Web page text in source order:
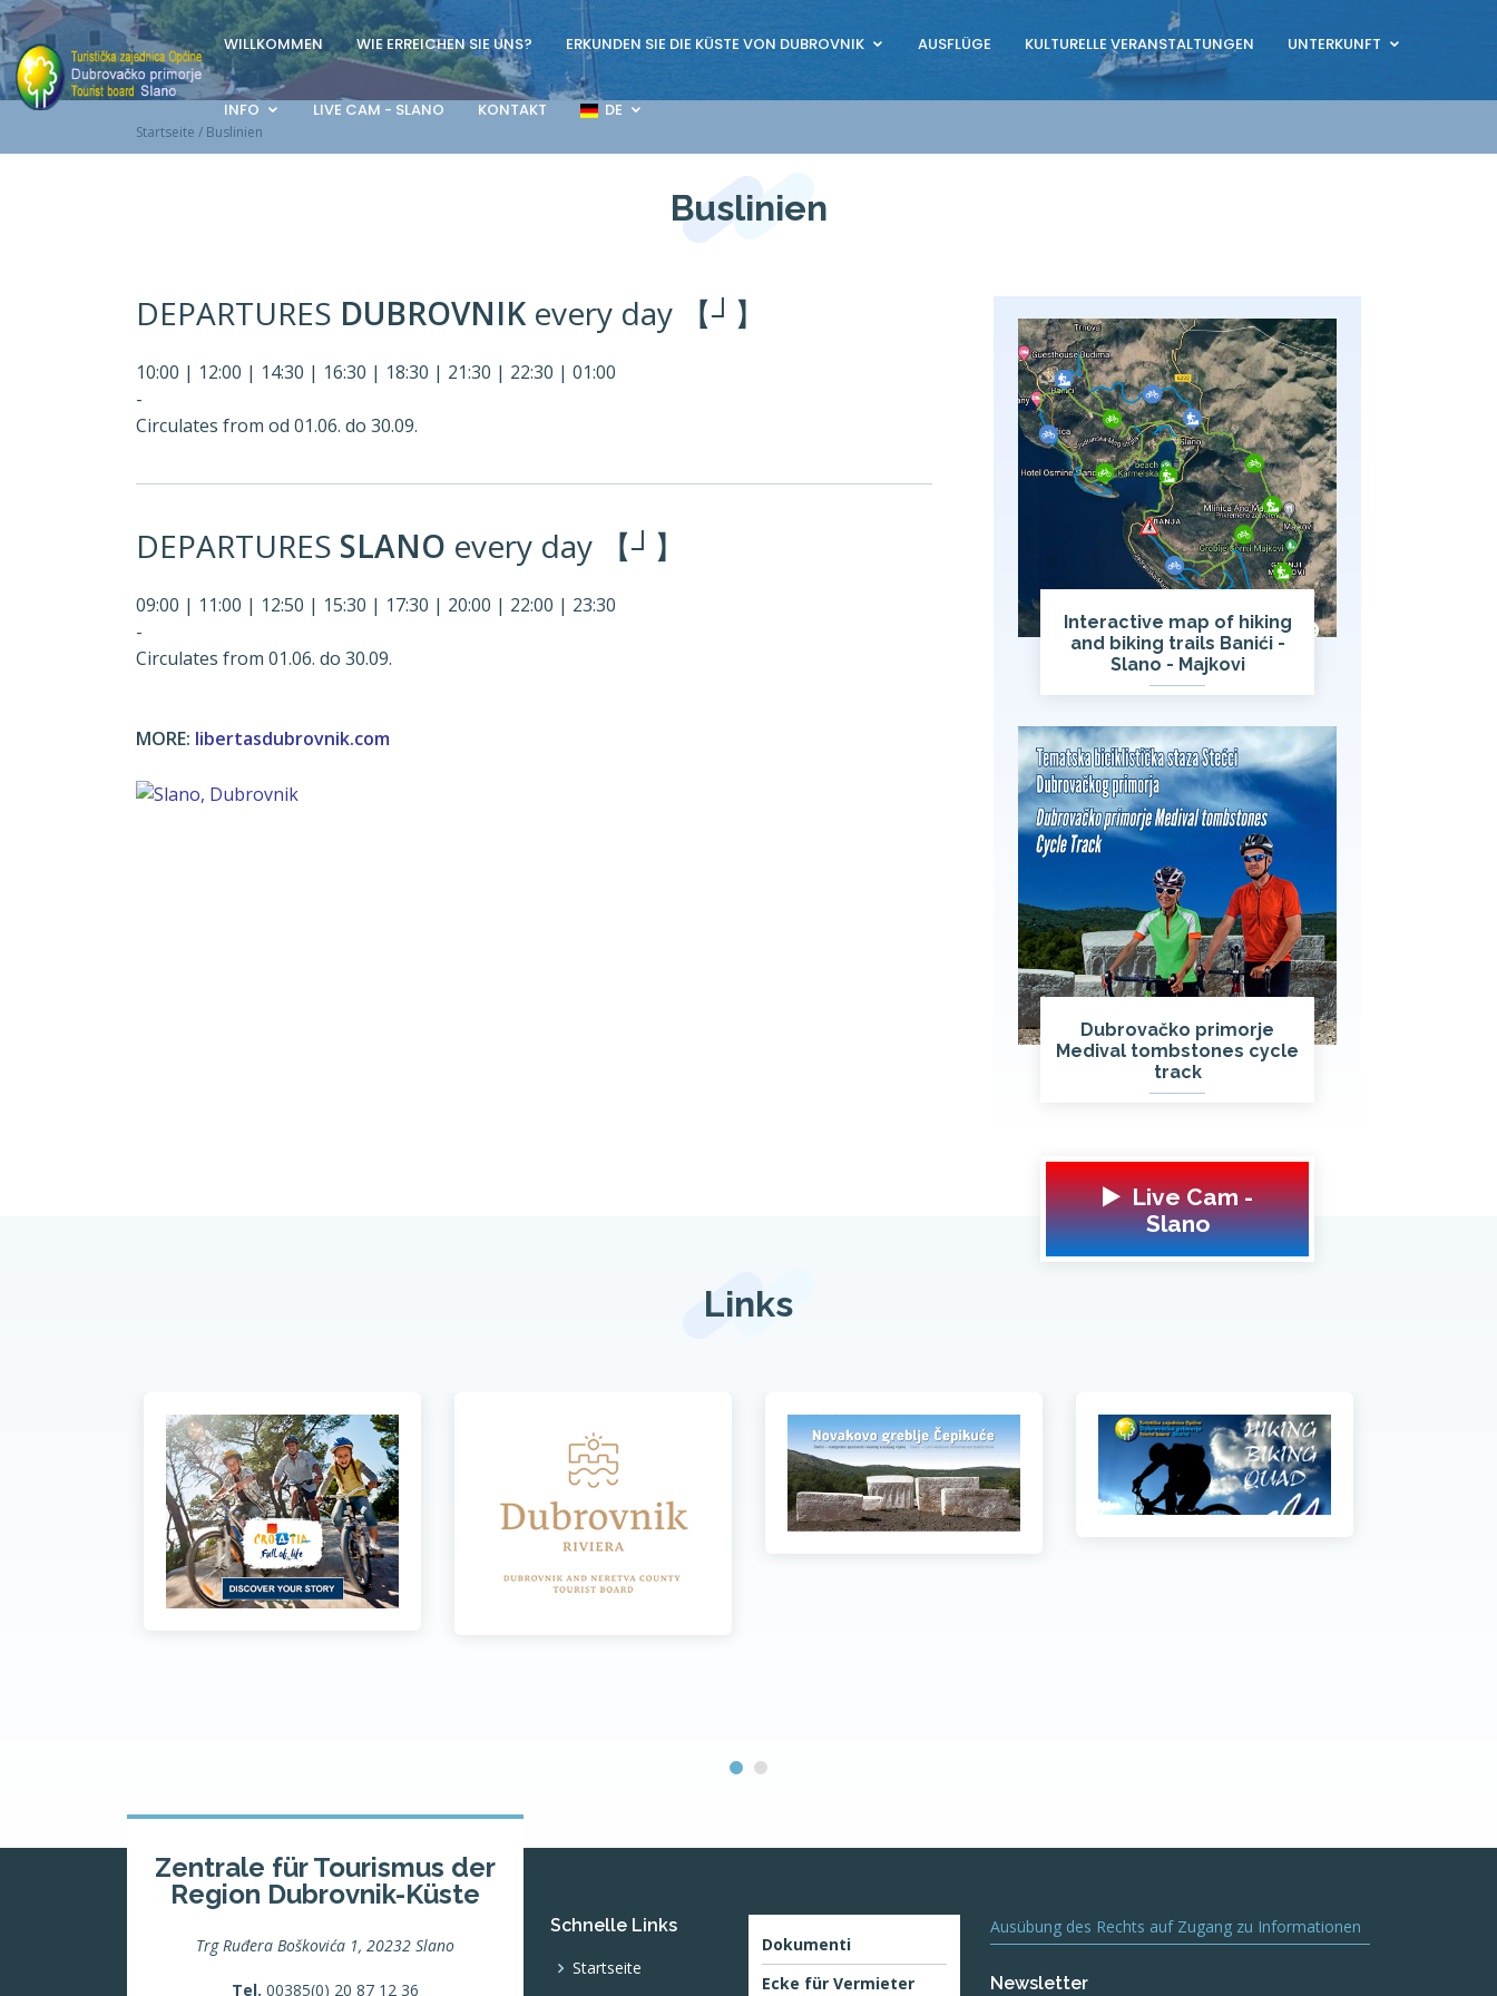
WILLKOMMEN WIE ERREICHEN SIE UNS? ERKUNDEN SIE DIE KÜSTE VON DUBROVNIK AUSFLÜGE KULTURELLE VERANSTALTUNGEN UNTERKUNFT
INFO LIVE CAM - SLANO KONTAKT DE
Startseite / Buslinien
Buslinien
DEPARTURES DUBROVNIK every day 【┘】
10:00 | 12:00 | 14:30 | 16:30 | 18:30 | 21:30 | 22:30 | 01:00
-
Circulates from od 01.06. do 30.09.
DEPARTURES SLANO every day 【┘】
09:00 | 11:00 | 12:50 | 15:30 | 17:30 | 20:00 | 22:00 | 23:30
-
Circulates from 01.06. do 30.09.
MORE: libertasdubrovnik.com
Interactive map of hiking
and biking trails Banići -
Slano - Majkovi
Dubrovačko primorje
Medival tombstones cycle
track
▶️ Live Cam -
Slano
Links
Zentrale für Tourismus der
Region Dubrovnik-Küste
Trg Ruđera Boškovića 1, 20232 Slano
Tel. 00385(0) 20 87 12 36
Schnelle Links
Startseite
Dokumenti
Ecke für Vermieter
Ausübung des Rechts auf Zugang zu Informationen
Newsletter